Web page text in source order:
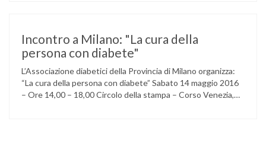
Incontro a Milano: "La cura della
persona con diabete"
L’Associazione diabetici della Provincia di Milano organizza:
“La cura della persona con diabete” Sabato 14 maggio 2016
– Ore 14,00 – 18,00 Circolo della stampa – Corso Venezia,